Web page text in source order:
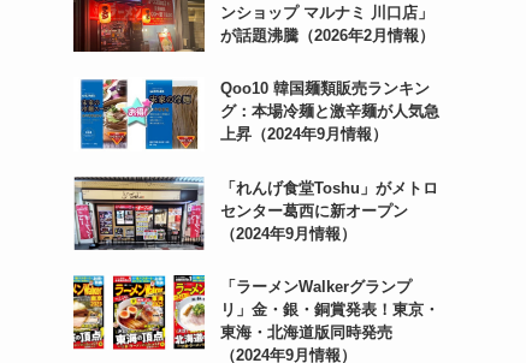
ンショップ マルナミ 川口店」
が話題沸騰（2026年2月情報）
Qoo10 韓国麺類販売ランキン
グ：本場冷麺と激辛麺が人気急
上昇（2024年9月情報）
「れんげ食堂Toshu」がメトロ
センター葛西に新オープン
（2024年9月情報）
「ラーメンWalkerグランプ
リ」金・銀・銅賞発表！東京・
東海・北海道版同時発売
（2024年9月情報）